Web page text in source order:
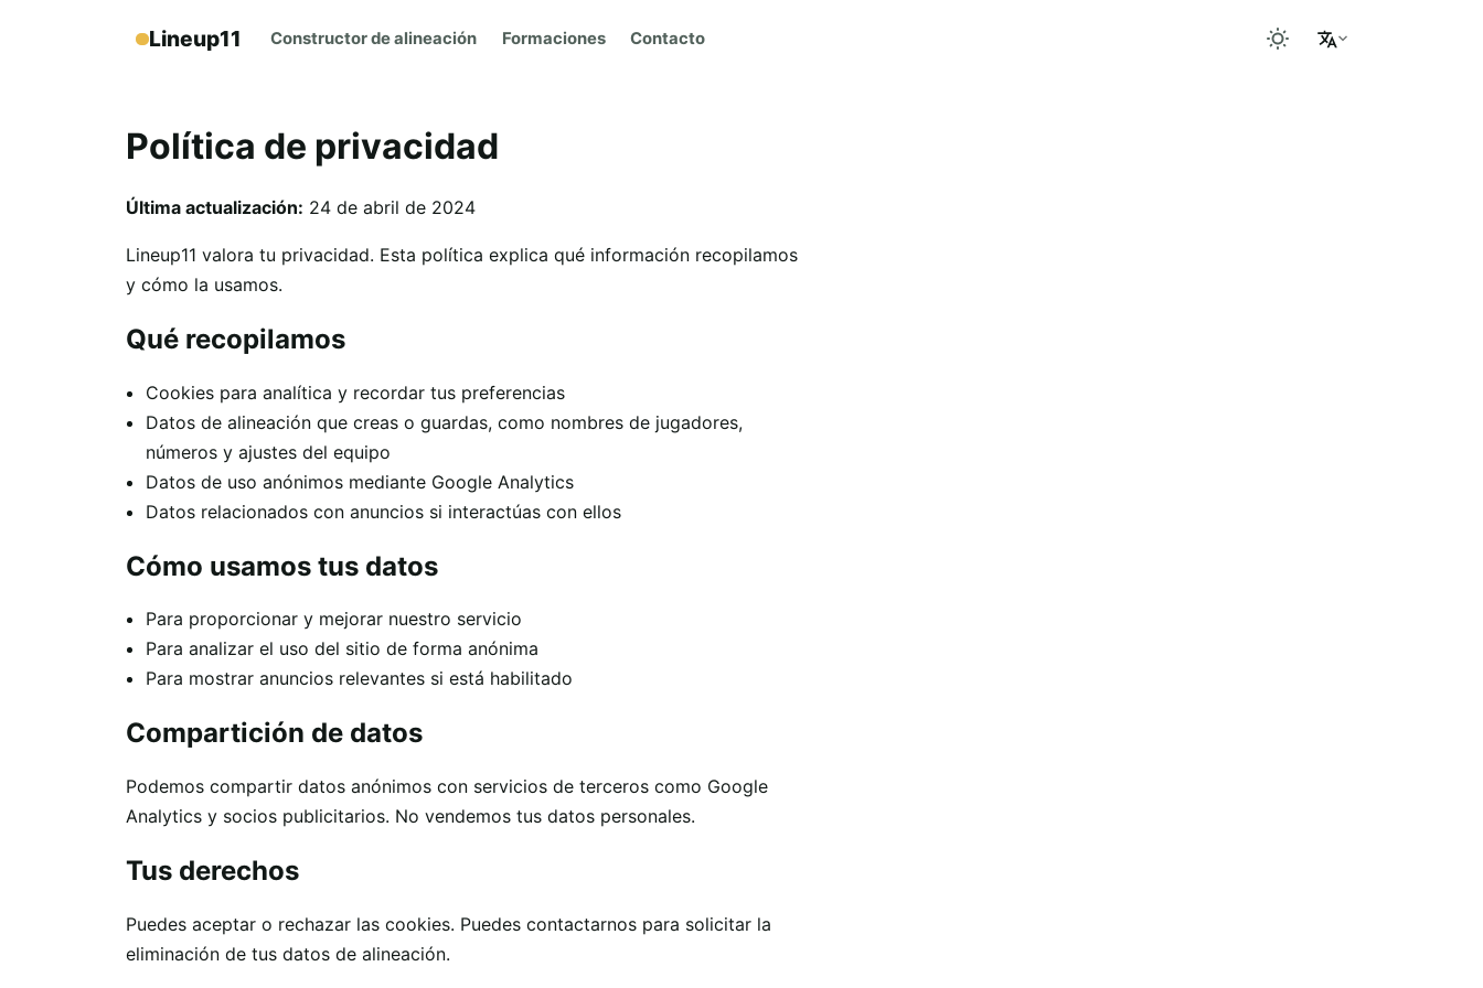
Lineup11 Constructor de alineación Formaciones Contacto
Política de privacidad
Última actualización: 24 de abril de 2024
Lineup11 valora tu privacidad. Esta política explica qué información recopilamos
y cómo la usamos.
Qué recopilamos
Cookies para analítica y recordar tus preferencias
Datos de alineación que creas o guardas, como nombres de jugadores,
números y ajustes del equipo
Datos de uso anónimos mediante Google Analytics
Datos relacionados con anuncios si interactúas con ellos
Cómo usamos tus datos
Para proporcionar y mejorar nuestro servicio
Para analizar el uso del sitio de forma anónima
Para mostrar anuncios relevantes si está habilitado
Compartición de datos
Podemos compartir datos anónimos con servicios de terceros como Google
Analytics y socios publicitarios. No vendemos tus datos personales.
Tus derechos
Puedes aceptar o rechazar las cookies. Puedes contactarnos para solicitar la
eliminación de tus datos de alineación.